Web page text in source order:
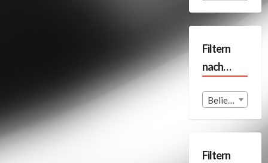
Filtern
nach…
Beliebige Format
Filtern